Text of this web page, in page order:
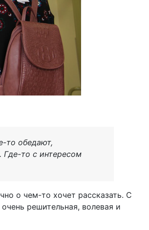
то обедают,
Где-то с интересом
о чем-то хочет рассказать. С
решительная, волевая и